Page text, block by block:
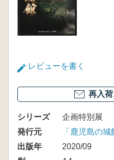
レビューを書く
再入
シリーズ
企画特別展
発行元
「鹿児島の
出版年
2020/09